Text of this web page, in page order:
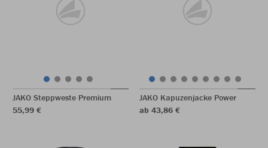
JAKO Steppweste Premium
55,99 €
JAKO Kapuzenjacke Power
ab 43,86 €